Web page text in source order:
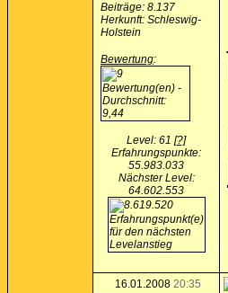
Beiträge: 8.137
Herkunft: Schleswig-
Holstein
Bewertung:
Level: 61 [?]
Erfahrungspunkte:
55.983.033
Nächster Level:
64.602.553
16.01.2008 20:35